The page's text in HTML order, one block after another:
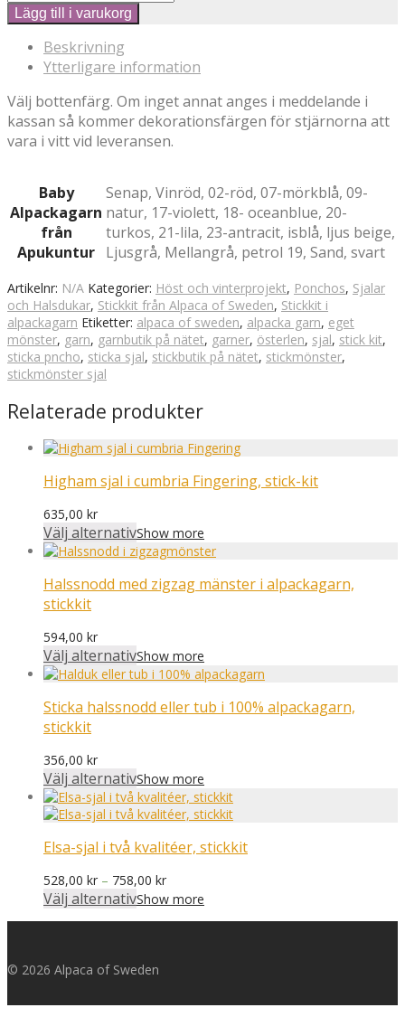
Lägg till i varukorg
Beskrivning
Ytterligare information
Välj bottenfärg. Om inget annat anges i meddelande i
kassan så kommer dekorationsfärgen för stjärnorna att
vara i vitt vid leveransen.
Baby
Alpackagarn
från
Apukuntur
Senap, Vinröd, 02-röd, 07-mörkblå, 09-
natur, 17-violett, 18- oceanblue, 20-
turkos, 21-lila, 23-antracit, isblå, ljus beige,
Ljusgrå, Mellangrå, petrol 19, Sand, svart
Artikelnr: N/A Kategorier: Höst och vinterprojekt, Ponchos, Sjalar
och Halsdukar, Stickkit från Alpaca of Sweden, Stickkit i
alpackagarn Etiketter: alpaca of sweden, alpacka garn, eget
mönster, garn, garnbutik på nätet, garner, österlen, sjal, stick kit,
sticka pncho, sticka sjal, stickbutik på nätet, stickmönster,
stickmönster sjal
Relaterade produkter
Higham sjal i cumbria Fingering, stick-kit
635,00 kr
Välj alternativShow more
Halssnodd med zigzag mänster i alpackagarn,
stickkit
594,00 kr
Välj alternativShow more
Sticka halssnodd eller tub i 100% alpackagarn,
stickkit
356,00 kr
Välj alternativShow more
Elsa-sjal i två kvalitéer, stickkit
528,00 kr – 758,00 krPrisintervall:
528,00 kr
Välj alternativShow more
© 2026 Alpaca of Sweden